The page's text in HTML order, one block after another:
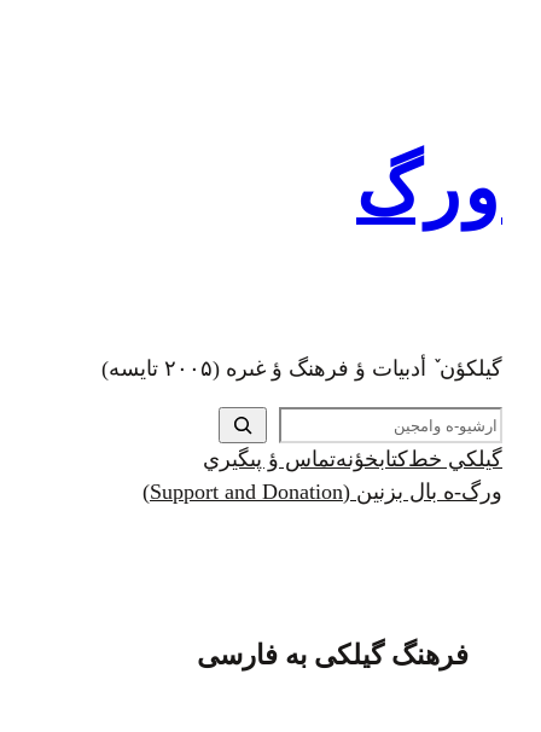
ورگ
گيلکؤن ٚ أدبیات ؤ فرهنگ ؤ غىره (۲۰۰۵ تايسه)
ج
س
ت
ج
گيلکي خطکتابخؤنهتماس ؤ پىگيري
ورگ-ه بال بزنين (Support and Donation)
فرهنگ گیلکی به فارسی